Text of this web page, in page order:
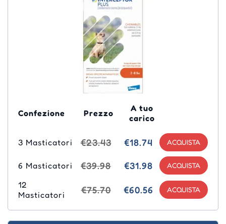
Confezione Prezzo
A tuo
carico
3 Masticatori €23.43 €18.74
6 Masticatori €39.98 €31.98
12
Masticatori
€75.70 €60.56